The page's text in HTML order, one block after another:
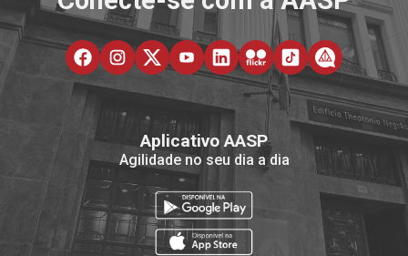
Aplicativo AASP
Agilidade no seu dia a dia